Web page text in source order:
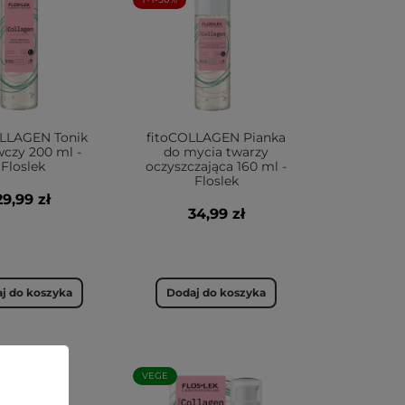
Tonik
200 ml -
Floslek
zł
do koszyka
fitoCOLLAGEN Pianka
do mycia twarzy
oczyszczająca 160 ml -
Floslek
34,99 zł
Dodaj do koszyka
VEGE